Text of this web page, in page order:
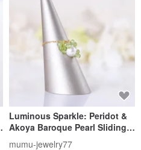
Luminous Sparkle: Peridot &
Akoya Baroque Pearl Sliding
Chain Ring
mumu-jewelry77